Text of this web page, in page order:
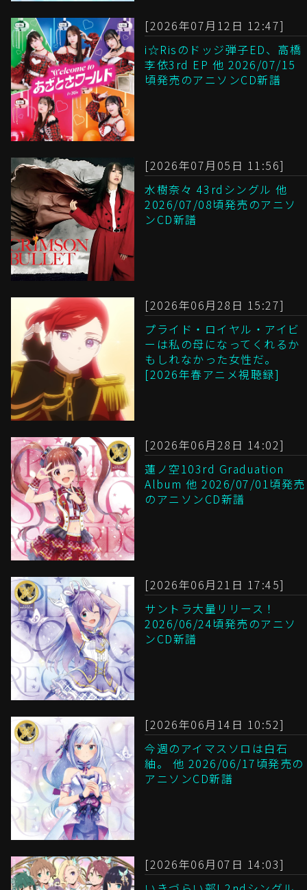
[2026年07月12日 12:47]
i☆Risのドッジ弾子ED、高橋
李依3rd EP 他 2026/07/15
頃発売のアニソンCD新譜
[2026年07月05日 11:56]
水樹奈々 43rdシングル 他
2026/07/08頃発売のアニソ
ンCD新譜
[2026年06月28日 15:27]
プライド・ロイヤル・アイビ
ーは私の母になってくれるか
もしれなかった女性だ。
[2026年春アニメ視聴録]
[2026年06月28日 14:02]
蓮ノ空103rd Graduation
Album 他 2026/07/01頃発売
のアニソンCD新譜
[2026年06月21日 17:45]
サントラ大量リリース！
2026/06/24頃発売のアニソ
ンCD新譜
[2026年06月14日 10:52]
今週のアイマスソロは白石
紬。 他 2026/06/17頃発売の
アニソンCD新譜
[2026年06月07日 14:03]